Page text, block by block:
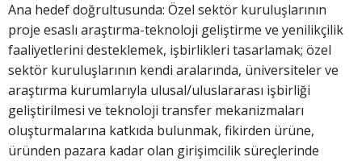
Ana hedef doğrultusunda: Özel sektör kuruluşlarının
proje esaslı araştırma-teknoloji geliştirme ve yenilikçilik
faaliyetlerini desteklemek, işbirlikleri tasarlamak; özel
sektör kuruluşlarının kendi aralarında, üniversiteler ve
araştırma kurumlarıyla ulusal/uluslararası işbirliği
geliştirilmesi ve teknoloji transfer mekanizmaları
oluşturmalarına katkıda bulunmak, fikirden ürüne,
üründen pazara kadar olan girişimcilik süreçlerinde